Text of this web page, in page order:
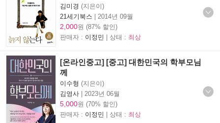
김미경 (지은이)
21세기북스 | 2014년 09월
2,000원 (87% 할인)
판매자 : 이정민 | 상태 : 최상
[온라인중고] [중고] 대한민국의 학부모님
께
이수형 (지은이)
김영사 | 2023년 06월
5,000원 (70% 할인)
판매자 : 이정민 | 상태 : 최상